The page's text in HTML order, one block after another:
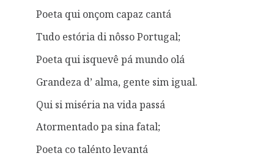
Poeta qui onçom capaz cantá
Tudo estória di nôsso Portugal;
Poeta qui isquevê pá mundo olá
Grandeza d’ alma, gente sim igual.
Qui si miséria na vida passá
Atormentado pa sina fatal;
Poeta co talénto levantá